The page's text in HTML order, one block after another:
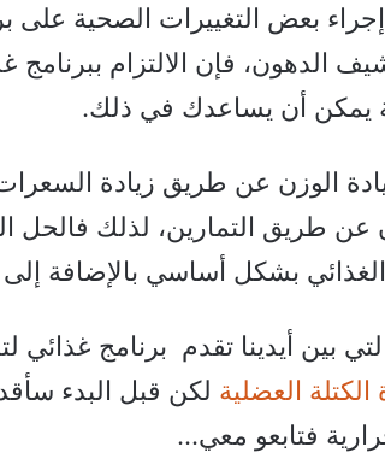
بعض التغييرات الصحية على
يمكن أن يساعدك في ذلك.
الوزن عن طريق زيادة
عن طريق التمارين، لذلك فالحل
بشكل أساسي بالإضافة إلى
الكتلة العضلية لكن قبل البدء
فتابعو معي…